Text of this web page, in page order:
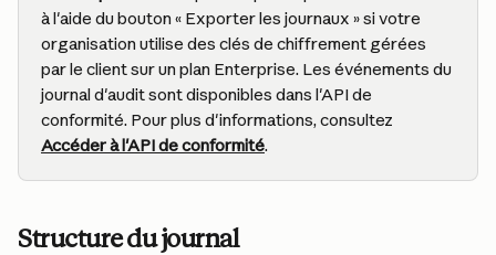
à l'aide du bouton « Exporter les journaux » si votre
organisation utilise des clés de chiffrement gérées
par le client sur un plan Enterprise. Les événements du
journal d'audit sont disponibles dans l'API de
conformité. Pour plus d'informations, consultez
Accéder à l'API de conformité.
Structure du journal